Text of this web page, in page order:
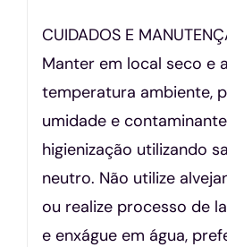
CUIDADOS E
Manter em local seco e
temperatura ambiente,
umidade e
higienização utilizando
neutro. Não utilize
ou realize processo de
e enxágue em água,